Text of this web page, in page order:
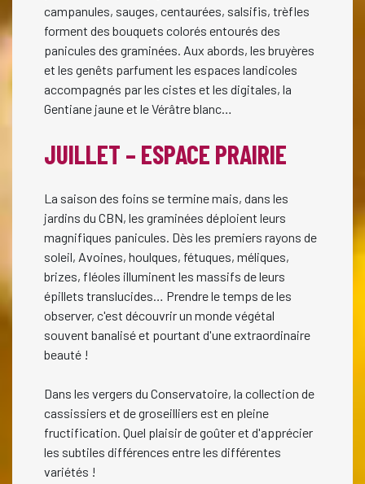
campanules, sauges, centaurées, salsifis, trèfles
forment des bouquets colorés entourés des
panicules des graminées. Aux abords, les bruyères
et les genêts parfument les espaces landicoles
accompagnés par les cistes et les digitales, la
Gentiane jaune et le Vérâtre blanc…
JUILLET – ESPACE PRAIRIE
La saison des foins se termine mais, dans les
jardins du CBN, les graminées déploient leurs
magnifiques panicules. Dès les premiers rayons de
soleil, Avoines, houlques, fétuques, méliques,
brizes, fléoles illuminent les massifs de leurs
épillets translucides… Prendre le temps de les
observer, c'est découvrir un monde végétal
souvent banalisé et pourtant d'une extraordinaire
beauté !
Dans les vergers du Conservatoire, la collection de
cassissiers et de groseilliers est en pleine
fructification. Quel plaisir de goûter et d'apprécier
les subtiles différences entre les différentes
variétés !